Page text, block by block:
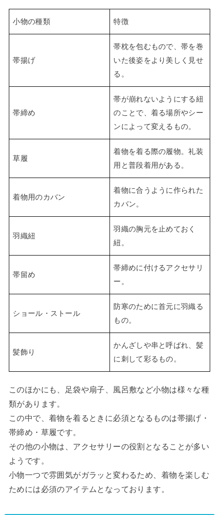
小物の種類 特徴
帯揚げ
帯枕を包むもので、帯を巻
いた後姿をより美しく見せ
る。
帯締め
帯が崩れないようにする紐
のことで、着る場所やシー
ンによって変えるもの。
草履
着物を着る際の履物。礼装
用と普段着用がある。
着物用のカバン
着物に合うように作られた
カバン。
羽織紐
羽織の胸元を止めておく
紐。
帯留め
帯締めに付けるアクセサリ
ー。
ショール・ストール
防寒のために首元に羽織る
もの。
髪飾り
かんざしや串と呼ばれ、髪
に刺して彩るもの。
このほかにも、足袋や扇子、風呂敷など小物は様々な種
類があります。
この中で、着物を着るときに必須となるものは帯揚げ・
帯締め・草履です。
その他の小物は、アクセサリーの役割となることが多い
ようです。
小物一つで雰囲気がガラッと変わるため、着物を楽しむ
ためには必須のアイテムとなっております。